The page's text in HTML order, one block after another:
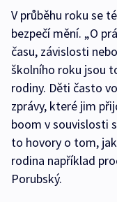
V průběhu roku se
bezpečí mění. „O
času, závislosti
školního roku jsou
rodiny. Děti často
zprávy, které jim
boom v souvislosti
to hovory o tom,
rodina například
Porubský.